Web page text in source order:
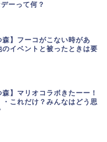
ーって何？
森】フーコがこない時があ
のイベントと被ったときは要
森】マリオコラボきたーー！
・これだけ？みんなはどう思